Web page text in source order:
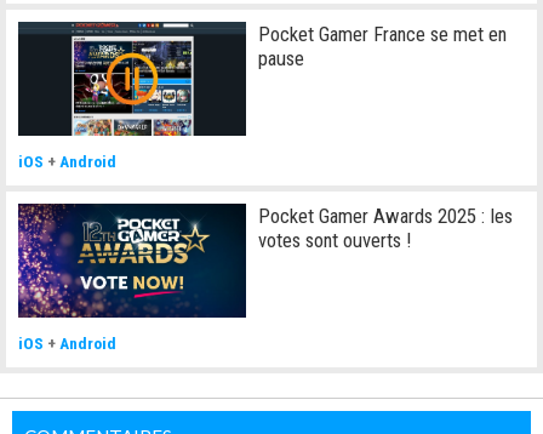
Pocket Gamer France se met en
pause
iOS + Android
Pocket Gamer Awards 2025 : les
votes sont ouverts !
iOS +Android